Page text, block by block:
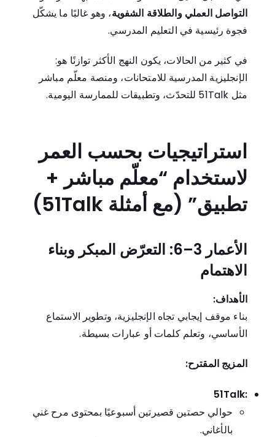
التواصل العملي والطلاقة الشفوية، وهو غالبًا ما يشكّل
فجوة رئيسية في التعليم المدرسي.
في كثير من الحالات، يكون النهج الأكثر توازنًا هو:
الإنجليزية المدرسية للامتحانات، ومنصة معلّم مباشر
مثل 51Talk للتحدّث، وتطبيقات للممارسة اليومية.
استراتيجيات بحسب العمر
لاستخدام “معلّم مباشر +
تطبيق” (مع أمثلة 51Talk)
الأعمار 3–6: التعرّض المبكر وبناء
الاهتمام
الأهداف:
بناء موقف إيجابي تجاه الإنجليزية، وتطوير الاستماع
الأساسي، وتعلم كلمات أو عبارات بسيطة.
المزيج المقترح:
51Talk:
حوالي حصتين قصيرتين أسبوعيًا بمحتوى مرح غني
بالأغاني.